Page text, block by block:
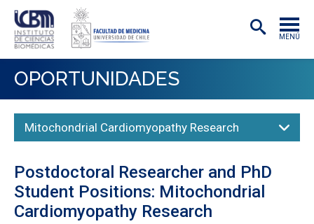
MENÚ
INSTITUTO
ACADÉMICAS/OS
INVESTIGACIÓN
POSTGRADO
PUBLICACIONES
OPORTUNIDADES
Mitochondrial Cardiomyopathy Research
Postdoctoral Researcher and PhD
Student Positions: Mitochondrial
Cardiomyopathy Research